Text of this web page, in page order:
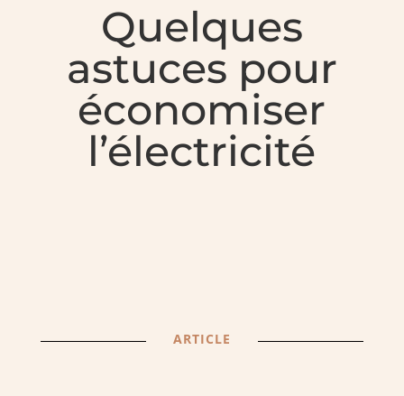
Quelques
astuces pour
économiser
l’électricité
ARTICLE